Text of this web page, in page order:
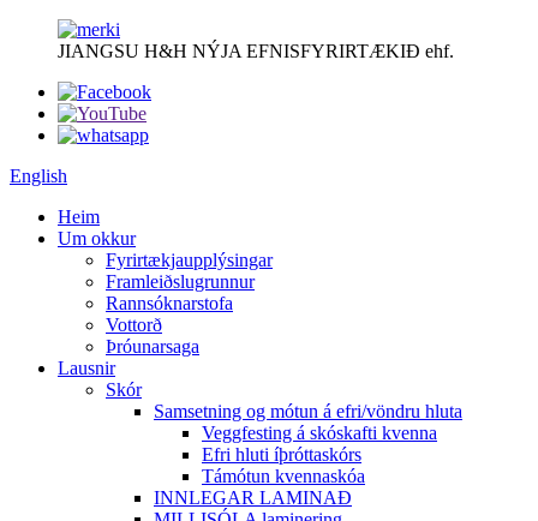
JIANGSU H&H NÝJA EFNISFYRIRTÆKIÐ ehf.
English
Heim
Um okkur
Fyrirtækjaupplýsingar
Framleiðslugrunnur
Rannsóknarstofa
Vottorð
Þróunarsaga
Lausnir
Skór
Samsetning og mótun á efri/vöndru hluta
Veggfesting á skóskafti kvenna
Efri hluti íþróttaskórs
Támótun kvennaskóa
INNLEGAR LAMINAÐ